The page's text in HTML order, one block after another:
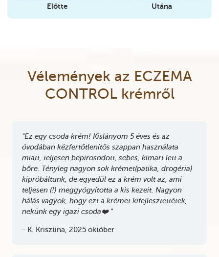
Előtte Utána
Vélemények az ECZEMA
CONTROL krémről
"Ez egy csoda krém! Kislányom 5 éves és az
óvodában kézfertőtlenítős szappan használata
miatt, teljesen bepirosodott, sebes, kimart lett a
bőre. Tényleg nagyon sok krémet(patika, drogéria)
kipróbáltunk, de egyedül ez a krém volt az, ami
teljesen (!) meggyógyította a kis kezeit. Nagyon
hálás vagyok, hogy ezt a krémet kifejlesztettétek,
nekünk egy igazi csoda❤️ "
- K. Krisztina, 2025 október